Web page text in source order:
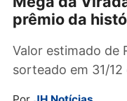
Mega da
Valor estimado
sorteado em 31/